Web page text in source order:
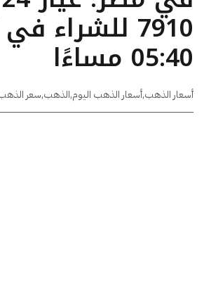
7910 للشراء
05:40 مساءًا
أسعار الذهب,أسعار الذهب اليوم,الذهب,سعر